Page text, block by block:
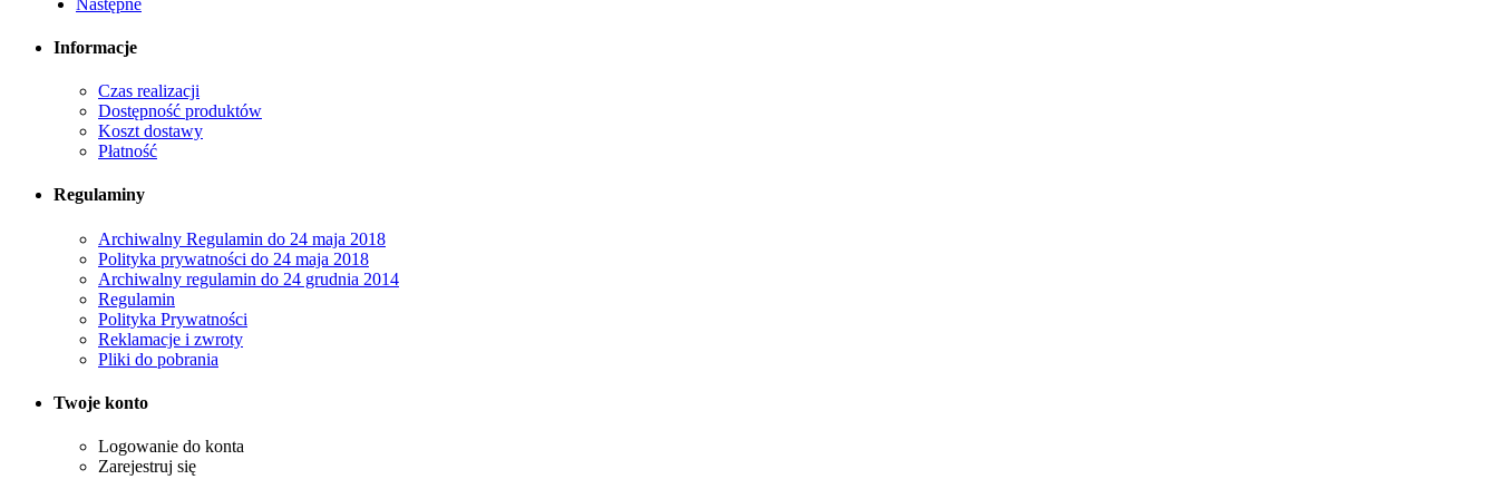
Informacje
Czas realizacji
Dostępność produktów
Koszt dostawy
Płatność
Regulaminy
Archiwalny Regulamin do 24 maja 2018
Polityka prywatności do 24 maja 2018
Archiwalny regulamin do 24 grudnia 2014
Regulamin
Polityka Prywatności
Reklamacje i zwroty
Pliki do pobrania
Twoje konto
Logowanie do konta
Zarejestruj się